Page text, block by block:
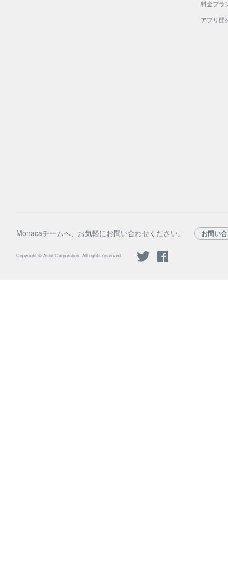
料金プラ
アプリ開
Monacaチームへ、お気軽にお問い合わせください。 お問い
Copyright © Asial Corporation. All rights reserved.